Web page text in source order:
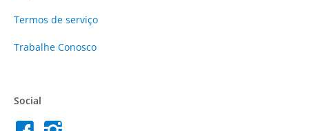
Termos de serviço
Trabalhe Conosco
Social